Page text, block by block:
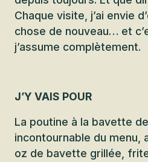
Chaque visite, j’ai envie
chose de nouveau… et
j’assume complètement.
J’Y VAIS POUR
La poutine à la bavette
incontournable du menu,
oz de bavette grillée,